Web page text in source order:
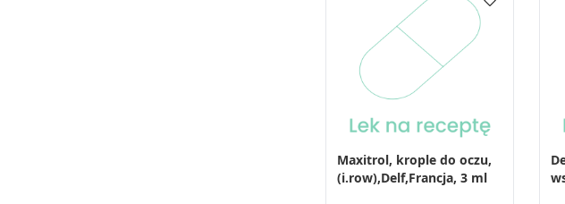
Maxitrol, krople do oczu,
(i.row),Delf,Francja, 3 ml